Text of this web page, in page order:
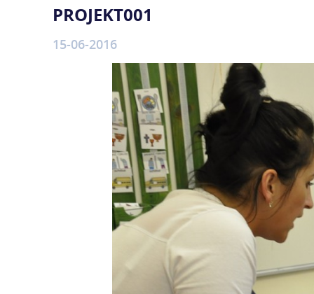
PROJEKT001
15-06-2016